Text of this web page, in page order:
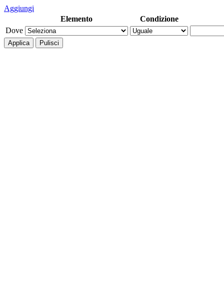
Aggiungi
Dove
Elemento Condizione